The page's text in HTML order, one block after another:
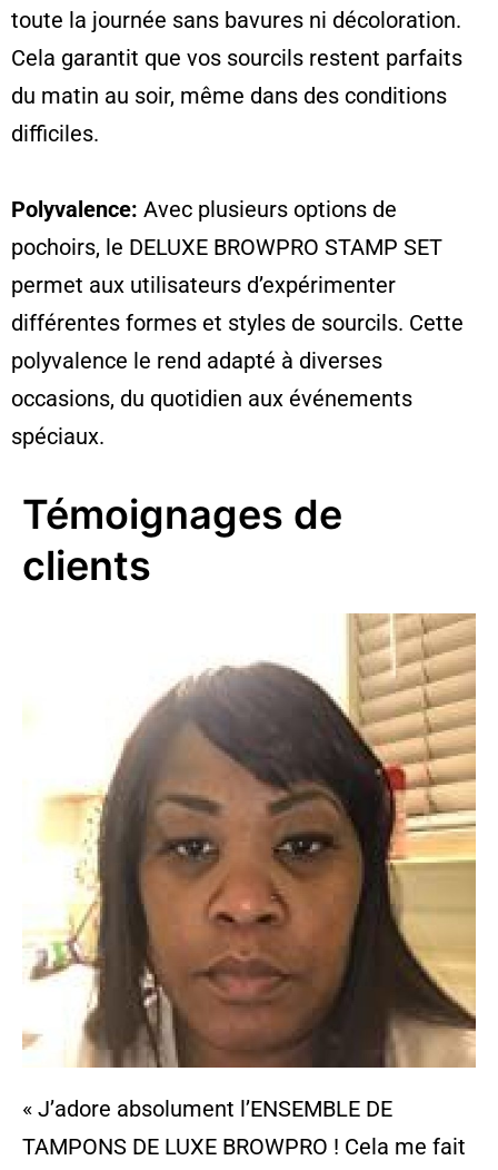
toute la journée sans bavures ni décoloration.
Cela garantit que vos sourcils restent parfaits
du matin au soir, même dans des conditions
difficiles.
Polyvalence: Avec plusieurs options de
pochoirs, le DELUXE BROWPRO STAMP SET
permet aux utilisateurs d’expérimenter
différentes formes et styles de sourcils. Cette
polyvalence le rend adapté à diverses
occasions, du quotidien aux événements
spéciaux.
Témoignages de
clients
« J’adore absolument l’ENSEMBLE DE
TAMPONS DE LUXE BROWPRO ! Cela me fait